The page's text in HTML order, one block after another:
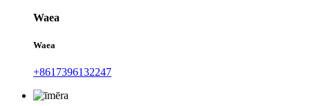
Waea
Waea
+8617396132247